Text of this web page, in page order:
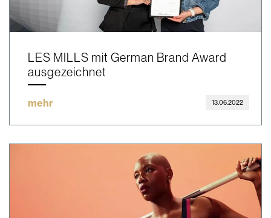
LES MILLS mit German Brand Award
ausgezeichnet
mehr 13.06.2022